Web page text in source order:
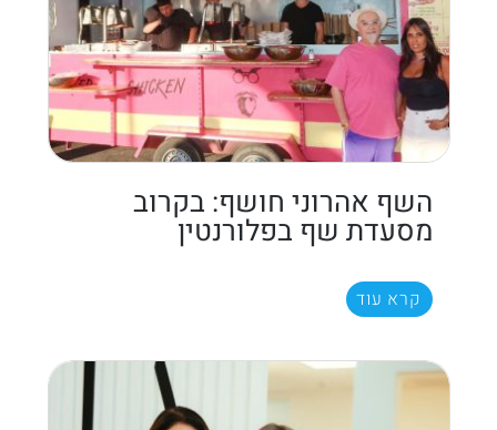
השף אהרוני חושף: בקרוב
מסעדת שף בפלורנטין
קרא עוד